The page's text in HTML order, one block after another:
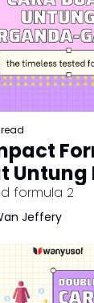
formula 2
Jeffery